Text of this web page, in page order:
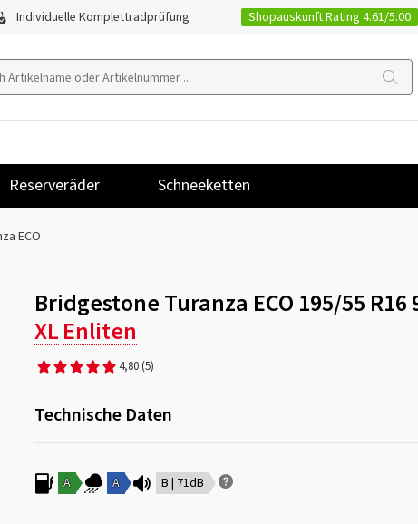
Individuelle Komplettradprüfung Shopauskunft Rating 4.61/5.00
Reserveräder Schneeketten
ECO
Bridgestone Turanza ECO 195/55 R16
XLEnliten
4,80 (5)
Technische Daten
A A B | 71dB